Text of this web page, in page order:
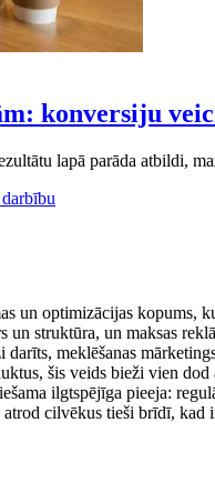
konversiju
lapā parāda atbildi,
un optimizācijas
struktūra, un maksas
darīts, meklēšanas
šis veids bieži vien
ilgtspējīga pieeja:
cilvēkus tieši brīdī,